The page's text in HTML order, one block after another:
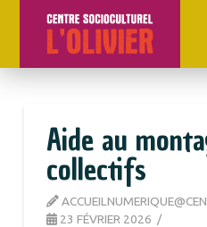
Aide au
collectifs
23 FÉVRIER 2026